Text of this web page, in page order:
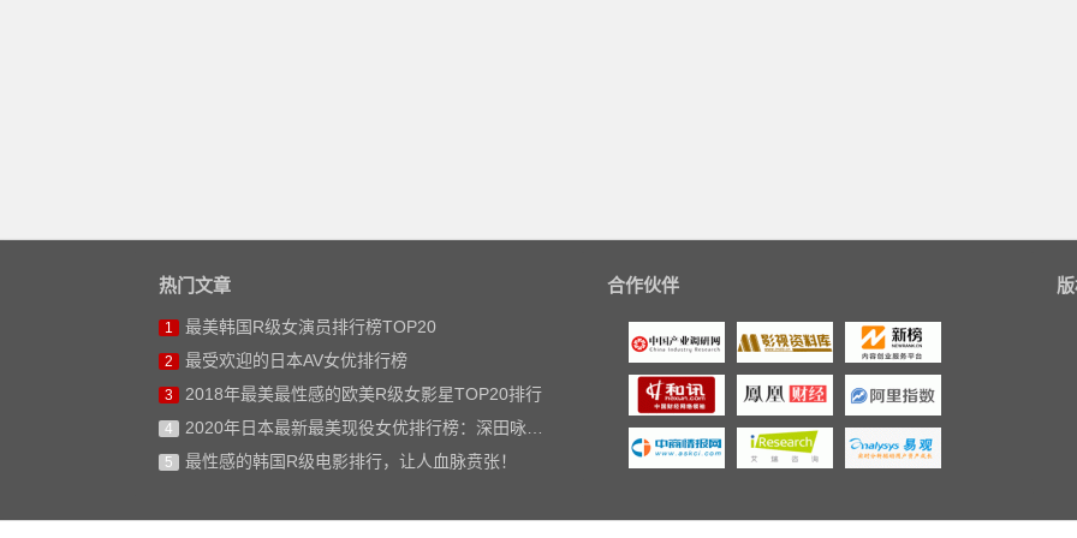
热门文章
1 最美韩国R级女演员排行榜TOP20
2 最受欢迎的日本AV女优排行榜
3 2018年最美最性感的欧美R级女影星TOP20排行
4 2020年日本最新最美现役女优排行榜：深田咏美仅排第二
5 最性感的韩国R级电影排行，让人血脉贲张！
合作伙伴